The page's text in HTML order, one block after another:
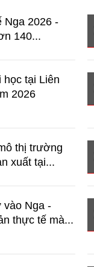
Nga 2026 -
140...
học tại Liên
2026
thị trường
xuất tại...
vào Nga -
thực tế mà...